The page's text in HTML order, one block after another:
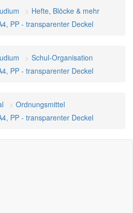
Hefte, Blöcke & mehr
PP - transparenter Deckel
Schul-Organisation
PP - transparenter Deckel
Ordnungsmittel
PP - transparenter Deckel